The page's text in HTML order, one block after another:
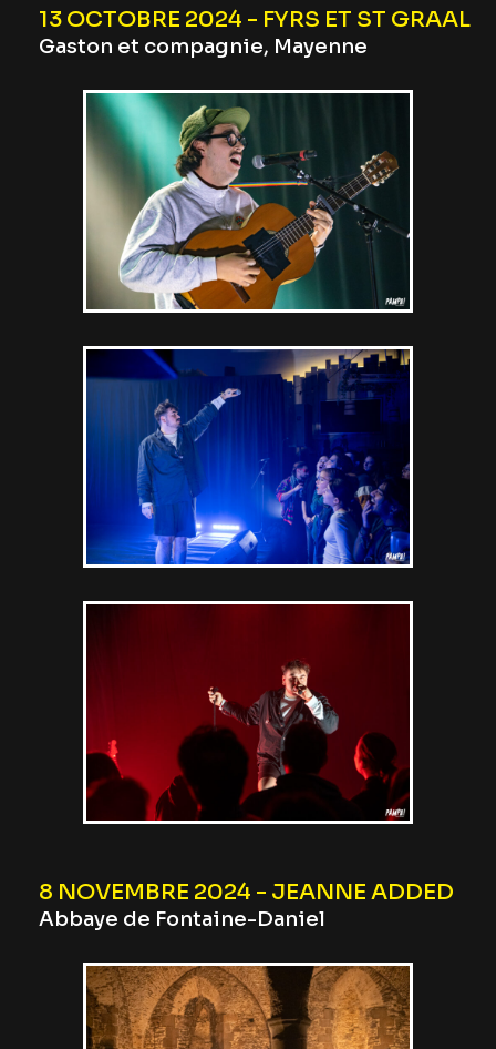
13 OCTOBRE 2024 - FYRS ET ST GRAAL
Gaston et compagnie, Mayenne
8 NOVEMBRE 2024 - JEANNE ADDED
Abbaye de Fontaine-Daniel